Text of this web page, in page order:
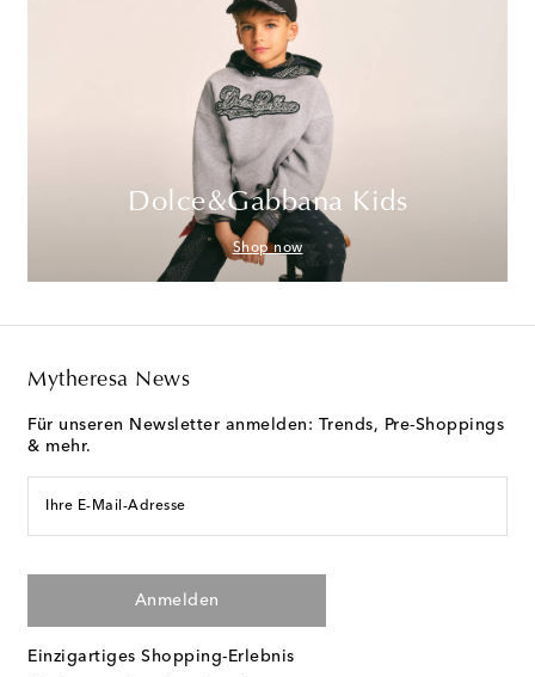
Dolce&Gabbana Kids
Shop now
Mytheresa News
Für unseren Newsletter anmelden: Trends, Pre-Shoppings
& mehr.
Ihre E-Mail-Adresse
Anmelden
Einzigartiges Shopping-Erlebnis